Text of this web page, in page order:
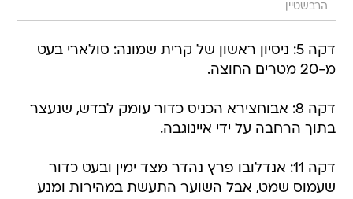
הרבשטיין
דקה 5: ניסיון ראשון של קרית שמונה: סולארי בעט
מ-20 מטרים החוצה.
דקה 8: אבוחצירא הכניס כדור עומק לבדש, שנעצר
בתוך הרחבה על ידי איינוגבה.
דקה 11: אנדלובו פרץ נהדר מצד ימין ובעט כדור
שעמוס שמט, אבל השוער התעשת במהירות ומנע